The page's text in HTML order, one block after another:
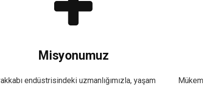
Misyonumuz
endüstrisindeki uzmanlığımızla, yaşam